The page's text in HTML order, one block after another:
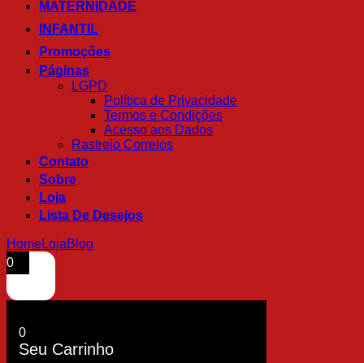
MATERNIDADE
INFANTIL
Promoções
Páginas
LGPD
Política de Privacidade
Termos e Condições
Acesso aos Dados
Rastreio Correios
Contato
Sobre
Loja
Lista De Desejos
HomeLojaBlog
0
0
Seu Carrinho